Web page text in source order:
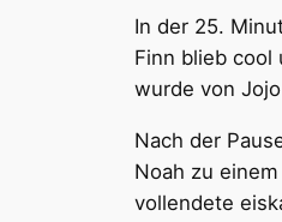
In der 25.
Finn blieb cool
wurde von
Nach der
Noah zu
vollendete